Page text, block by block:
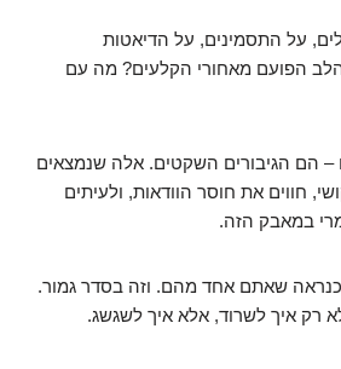
על התסמינים, על הדיאטות
הפועם מאחורי הקלעים? מה עם
– הם הגיבורים השקטים. אלה שנמצאים
הקושי, חווים את חוסר הוודאות, ולעיתים
במאבק הזה.
שאתם אחד מהם. וזה בסדר גמור.
רק איך לשרוד, אלא איך לשגשג.